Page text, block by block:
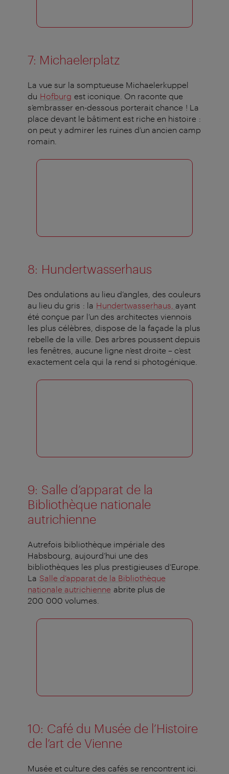
7: Michaelerplatz
La vue sur la somptueuse Michaelerkuppel
du Hofburg est iconique. On raconte que
s’embrasser en-dessous porterait chance ! La
place devant le bâtiment est riche en histoire :
on peut y admirer les ruines d’un ancien camp
romain.
8: Hundertwasserhaus
Des ondulations au lieu d’angles, des couleurs
au lieu du gris : la Hundertwasserhaus, ayant
été conçue par l’un des architectes viennois
les plus célèbres, dispose de la façade la plus
rebelle de la ville. Des arbres poussent depuis
les fenêtres, aucune ligne n’est droite – c’est
exactement cela qui la rend si photogénique.
9: Salle d’apparat de la
Bibliothèque nationale
autrichienne
Autrefois bibliothèque impériale des
Habsbourg, aujourd’hui une des
bibliothèques les plus prestigieuses d’Europe.
La Salle d’apparat de la Bibliothèque
nationale autrichienne abrite plus de
200 000 volumes.
10: Café du Musée de l’Histoire
de l’art de Vienne
Musée et culture des cafés se rencontrent ici.